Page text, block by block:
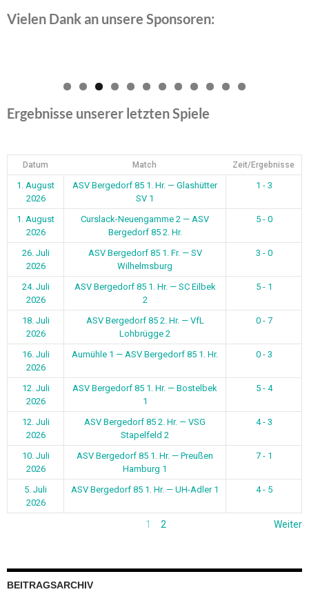
Vielen Dank an unsere Sponsoren:
0 1 2
Ergebnisse unserer letzten Spiele
Datum Match Zeit/Ergebnisse
1. August
2026
ASV Bergedorf 85 1. Hr. — Glashütter
SV 1
1 - 3
1. August
2026
Curslack-Neuengamme 2 — ASV
Bergedorf 85 2. Hr.
5 - 0
26. Juli
2026
ASV Bergedorf 85 1. Fr. — SV
Wilhelmsburg
3 - 0
24. Juli
2026
ASV Bergedorf 85 1. Hr. — SC Eilbek
2
5 - 1
18. Juli
2026
ASV Bergedorf 85 2. Hr. — VfL
Lohbrügge 2
0 - 7
16. Juli
2026
Aumühle 1 — ASV Bergedorf 85 1. Hr. 0 - 3
12. Juli
2026
ASV Bergedorf 85 1. Hr. — Bostelbek
1
5 - 4
12. Juli
2026
ASV Bergedorf 85 2. Hr. — VSG
Stapelfeld 2
4 - 3
10. Juli
2026
ASV Bergedorf 85 1. Hr. — Preußen
Hamburg 1
7 - 1
5. Juli
2026
ASV Bergedorf 85 1. Hr. — UH-Adler 1 4 - 5
1 2 Weiter
BEITRAGSARCHIV